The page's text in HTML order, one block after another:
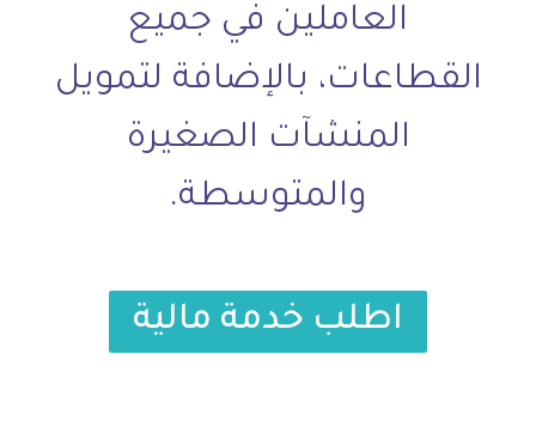
العاملين في جميع
القطاعات، بالإضافة لتمويل
المنشآت الصغيرة
والمتوسطة.
اطلب خدمة مالية